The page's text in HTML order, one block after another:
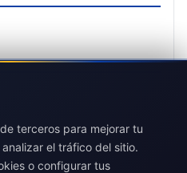
terceros para mejorar tu
el tráfico del sitio.
o configurar tus